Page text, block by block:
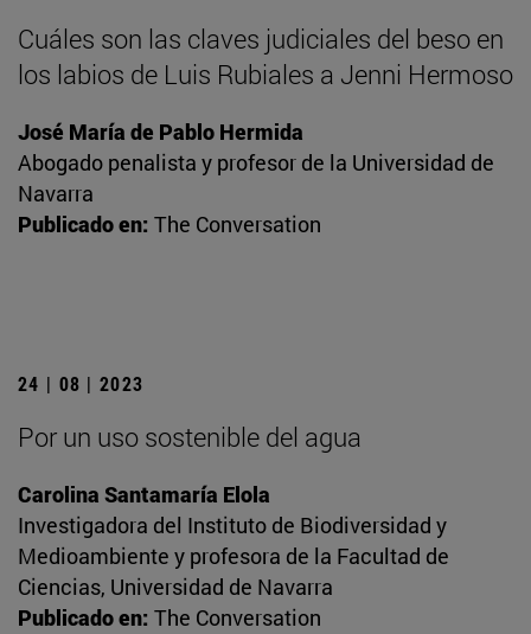
Cuáles son las claves judiciales del beso en
los labios de Luis Rubiales a Jenni Hermoso
José María de Pablo Hermida
Abogado penalista y profesor de la Universidad de
Navarra
Publicado en: The Conversation
24 | 08 | 2023
Por un uso sostenible del agua
Carolina Santamaría Elola
Investigadora del Instituto de Biodiversidad y
Medioambiente y profesora de la Facultad de
Ciencias, Universidad de Navarra
Publicado en: The Conversation